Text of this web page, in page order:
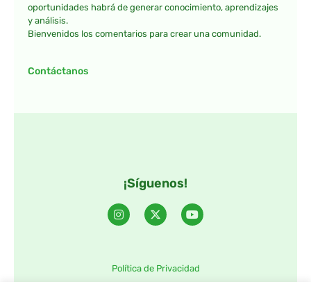
oportunidades habrá de generar conocimiento, aprendizajes
y análisis.
Bienvenidos los comentarios para crear una comunidad.
Contáctanos
¡Síguenos!
Política de Privacidad